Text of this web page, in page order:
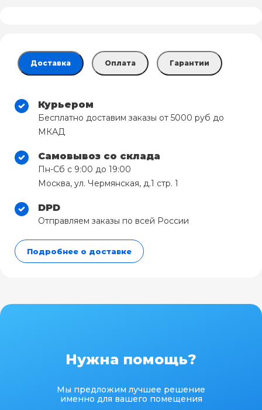
Доставка Оплата Гарантии
Курьером
Бесплатно доставим заказы от 5000 руб до
МКАД
Самовывоз со склада
Пн-Сб с 9:00 до 19:00
Москва, ул. Чермянская, д.1 стр. 1
DPD
Отправляем заказы по всей России
Подробнее о доставке
Нужна помощь?
Мы предложим лучшее решение
именно для вашего помещения